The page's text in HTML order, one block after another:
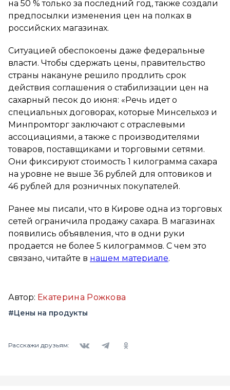
на 50 % только за последний год, также создали
предпосылки изменения цен на полках в
российских магазинах.
Ситуацией обеспокоены даже федеральные
власти. Чтобы сдержать цены, правительство
страны накануне решило продлить срок
действия соглашения о стабилизации цен на
сахарный песок до июня: «Речь идет о
специальных договорах, которые Минсельхоз и
Минпромторг заключают с отраслевыми
ассоциациями, а также с производителями
товаров, поставщиками и торговыми сетями.
Они фиксируют стоимость 1 килограмма сахара
на уровне не выше 36 рублей для оптовиков и
46 рублей для розничных покупателей.
Ранее мы писали, что в Кирове одна из торговых
сетей ограничила продажу сахара. В магазинах
появились объявления, что в одни руки
продается не более 5 килограммов. С чем это
связано, читайте в нашем материале.
Автор: Екатерина Рожкова
#Цены на продукты
Расскажи друзьям: